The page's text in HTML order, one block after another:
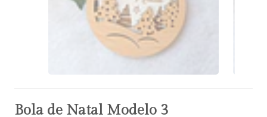
Bola de Natal Modelo 3